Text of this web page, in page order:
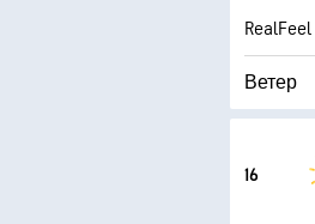
RealFeel
Ветер
16